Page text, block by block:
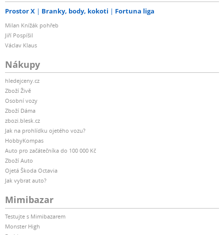
Prostor X Branky, body, kokoti Fortuna liga
Milan Knížák pohřeb
Jiří Pospíšil
Václav Klaus
Nákupy
hledejceny.cz
Zboží Živě
Osobní vozy
Zboží Dáma
zbozi.blesk.cz
Jak na prohlídku ojetého vozu?
HobbyKompas
Auto pro začátečníka do 100 000 Kč
Zboží Auto
Ojetá Škoda Octavia
Jak vybrat auto?
Mimibazar
Testujte s Mimibazarem
Monster High